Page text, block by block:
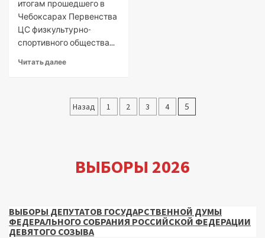
итогам прошедшего в
Чебоксарах Первенства
ЦС физкультурно-
спортивного общества...
Читать далее
Пагинация
Назад 1 2 3 4 5
ВЫБОРЫ 2026
ВЫБОРЫ ДЕПУТАТОВ ГОСУДАРСТВЕННОЙ ДУМЫ
ФЕДЕРАЛЬНОГО СОБРАНИЯ РОССИЙСКОЙ ФЕДЕРАЦИИ
ДЕВЯТОГО СОЗЫВА